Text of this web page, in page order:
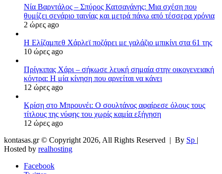
Νία Βαρντάλος – Σπύρος Κατσαγάνης: Μια σχέση που
θυμίζει σενάριο ταινίας και μετρά πάνω από τέσσερα χρόνια
2 ώρες ago
Η Ελίζαμπεθ Χάρλεϊ ποζάρει με γαλάζιο μπικίνι στα 61 της
10 ώρες ago
Πρίγκιπας Χάρι – σήκωσε λευκή σημαία στην οικογενειακή
κόντρα: Η μία κίνηση που αρνείται να κάνει
12 ώρες ago
Κρίση στο Μπρουνέι: Ο σουλτάνος αφαίρεσε όλους τους
τίτλους της νύφης του χωρίς καμία εξήγηση
12 ώρες ago
kontasas.gr © Copyright 2026, All Rights Reserved | By Sp |
Hosted by realhosting
Facebook